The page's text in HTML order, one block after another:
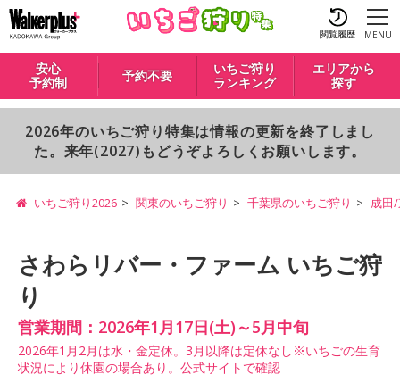
閲覧履歴 MENU
安心
予約制
予約不要
いちご狩り
ランキング
エリアから
探す
2026年のいちご狩り特集は情報の更新を終了しまし
た。来年(2027)もどうぞよろしくお願いします。
いちご狩り2026 関東のいちご狩り 千葉県のいちご狩り 成田
さわらリバー・ファーム いちご狩
り
営業期間：2026年1月17日(土)～5月中旬
2026年1月2月は水・金定休。3月以降は定休なし※いちごの生育
状況により休園の場合あり。公式サイトで確認